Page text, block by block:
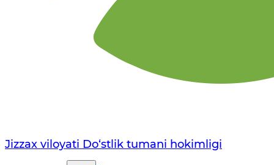
Jizzax viloyati Do‘stlik tumani hokimligi